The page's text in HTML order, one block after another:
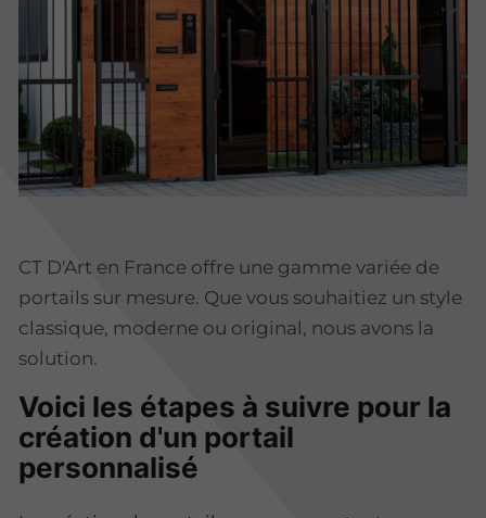
CT D'Art en France offre une gamme variée de
portails sur mesure. Que vous souhaitiez un style
classique, moderne ou original, nous avons la
solution.
Voici les étapes à suivre pour la
création d'un portail
personnalisé